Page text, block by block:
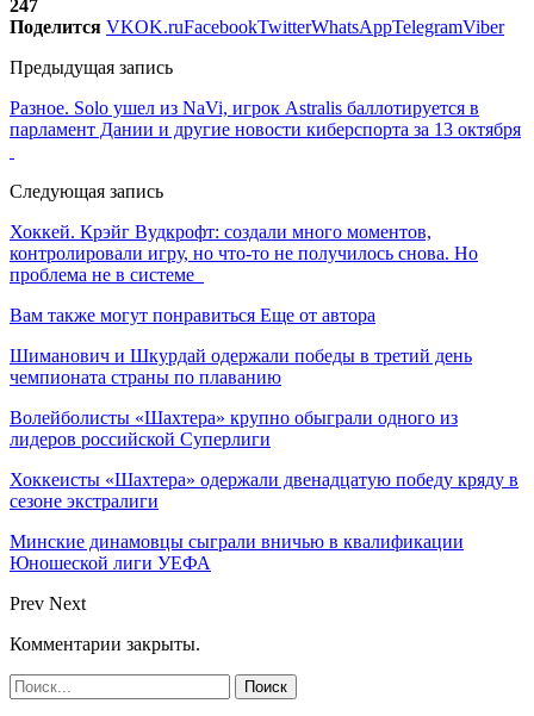
247
Поделится VKOK.ruFacebookTwitterWhatsAppTelegramViber
Предыдущая запись
Разное. Solo ушел из NaVi, игрок Astralis баллотируется в
парламент Дании и другие новости киберспорта за 13 октября
Следующая запись
Хоккей. Крэйг Вудкрофт: создали много моментов,
контролировали игру, но что-то не получилось снова. Но
проблема не в системе
Вам также могут понравиться Еще от автора
Шиманович и Шкурдай одержали победы в третий день
чемпионата страны по плаванию
Волейболисты «Шахтера» крупно обыграли одного из
лидеров российской Суперлиги
Хоккеисты «Шахтера» одержали двенадцатую победу кряду в
сезоне экстралиги
Минские динамовцы сыграли вничью в квалификации
Юношеской лиги УЕФА
Prev Next
Комментарии закрыты.